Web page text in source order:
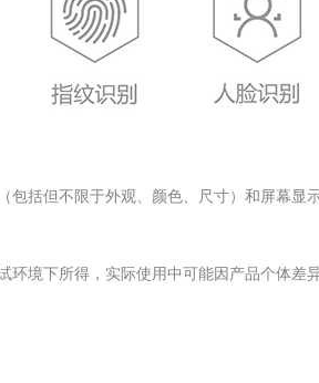
括但不限于外观、颜色、尺寸）和屏幕显
境下所得，实际使用中可能因产品个体差